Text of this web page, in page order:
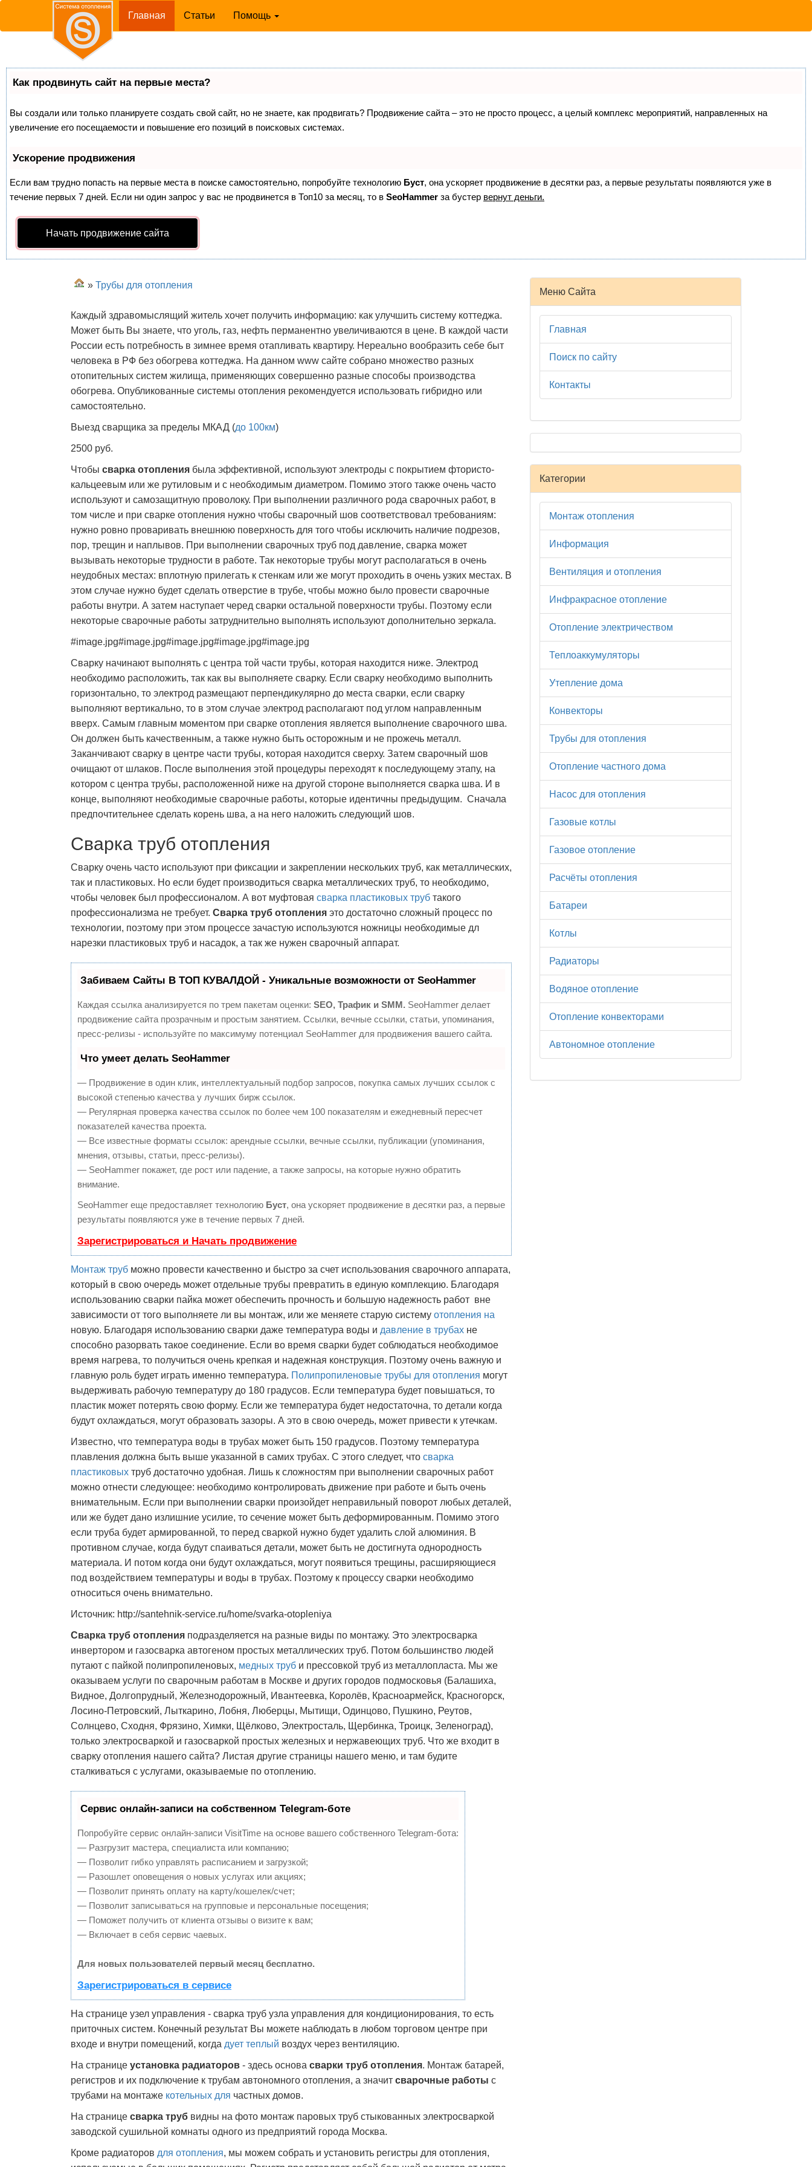
Главная (current)
Статьи Помощь
Как продвинуть сайт на первые места?
Вы создали или только планируете создать свой сайт, но не знаете, как продвигать? Продвижение сайта – это не просто процесс, а целый комплекс мероприятий, направленных на
увеличение его посещаемости и повышение его позиций в поисковых системах.
Ускорение продвижения
Если вам трудно попасть на первые места в поиске самостоятельно, попробуйте технологию Буст, она ускоряет продвижение в десятки раз, а первые результаты появляются уже в
течение первых 7 дней. Если ни один запрос у вас не продвинется в Топ10 за месяц, то в SeoHammer за бустер вернут деньги.
Начать продвижение сайта
» Трубы для отопления
Каждый здравомыслящий житель хочет получить информацию: как улучшить систему коттеджа.
Может быть Вы знаете, что уголь, газ, нефть перманентно увеличиваются в цене. В каждой части
России есть потребность в зимнее время отапливать квартиру. Нереально вообразить себе быт
человека в РФ без обогрева коттеджа. На данном www сайте собрано множество разных
отопительных систем жилища, применяющих совершенно разные способы производства
обогрева. Опубликованные системы отопления рекомендуется использовать гибридно или
самостоятельно.
Выезд сварщика за пределы МКАД (до 100км)
2500 руб.
Чтобы сварка отопления была эффективной, используют электроды с покрытием фтористо-
кальцеевым или же рутиловым и с необходимым диаметром. Помимо этого также очень часто
используют и самозащитную проволоку. При выполнении различного рода сварочных работ, в
том числе и при сварке отопления нужно чтобы сварочный шов соответствовал требованиям:
нужно ровно проваривать внешнюю поверхность для того чтобы исключить наличие подрезов,
пор, трещин и наплывов. При выполнении сварочных труб под давление, сварка может
вызывать некоторые трудности в работе. Так некоторые трубы могут располагаться в очень
неудобных местах: вплотную прилегать к стенкам или же могут проходить в очень узких местах. В
этом случае нужно будет сделать отверстие в трубе, чтобы можно было провести сварочные
работы внутри. А затем наступает черед сварки остальной поверхности трубы. Поэтому если
некоторые сварочные работы затруднительно выполнять используют дополнительно зеркала.
#image.jpg#image.jpg#image.jpg#image.jpg#image.jpg
Сварку начинают выполнять с центра той части трубы, которая находится ниже. Электрод
необходимо расположить, так как вы выполняете сварку. Если сварку необходимо выполнить
горизонтально, то электрод размещают перпендикулярно до места сварки, если сварку
выполняют вертикально, то в этом случае электрод располагают под углом направленным
вверх. Самым главным моментом при сварке отопления является выполнение сварочного шва.
Он должен быть качественным, а также нужно быть осторожным и не прожечь металл.
Заканчивают сварку в центре части трубы, которая находится сверху. Затем сварочный шов
очищают от шлаков. После выполнения этой процедуры переходят к последующему этапу, на
котором с центра трубы, расположенной ниже на другой стороне выполняется сварка шва. И в
конце, выполняют необходимые сварочные работы, которые идентичны предыдущим. Сначала
предпочтительнее сделать корень шва, а на него наложить следующий шов.
Сварка труб отопления
Сварку очень часто используют при фиксации и закреплении нескольких труб, как металлических,
так и пластиковых. Но если будет производиться сварка металлических труб, то необходимо,
чтобы человек был профессионалом. А вот муфтовая сварка пластиковых труб такого
профессионализма не требует. Сварка труб отопления это достаточно сложный процесс по
технологии, поэтому при этом процессе зачастую используются ножницы необходимые дл
нарезки пластиковых труб и насадок, а так же нужен сварочный аппарат.
Забиваем Сайты В ТОП КУВАЛДОЙ - Уникальные возможности от SeoHammer
Каждая ссылка анализируется по трем пакетам оценки: SEO, Трафик и SMM. SeoHammer делает
продвижение сайта прозрачным и простым занятием. Ссылки, вечные ссылки, статьи, упоминания,
пресс-релизы - используйте по максимуму потенциал SeoHammer для продвижения вашего сайта.
Что умеет делать SeoHammer
— Продвижение в один клик, интеллектуальный подбор запросов, покупка самых лучших ссылок с
высокой степенью качества у лучших бирж ссылок.
— Регулярная проверка качества ссылок по более чем 100 показателям и ежедневный пересчет
показателей качества проекта.
— Все известные форматы ссылок: арендные ссылки, вечные ссылки, публикации (упоминания,
мнения, отзывы, статьи, пресс-релизы).
— SeoHammer покажет, где рост или падение, а также запросы, на которые нужно обратить
внимание.
SeoHammer еще предоставляет технологию Буст, она ускоряет продвижение в десятки раз, а первые
результаты появляются уже в течение первых 7 дней.
Зарегистрироваться и Начать продвижение
Монтаж труб можно провести качественно и быстро за счет использования сварочного аппарата,
который в свою очередь может отдельные трубы превратить в единую комплекцию. Благодаря
использованию сварки пайка может обеспечить прочность и большую надежность работ вне
зависимости от того выполняете ли вы монтаж, или же меняете старую систему отопления на
новую. Благодаря использованию сварки даже температура воды и давление в трубах не
способно разорвать такое соединение. Если во время сварки будет соблюдаться необходимое
время нагрева, то получиться очень крепкая и надежная конструкция. Поэтому очень важную и
главную роль будет играть именно температура. Полипропиленовые трубы для отопления могут
выдерживать рабочую температуру до 180 градусов. Если температура будет повышаться, то
пластик может потерять свою форму. Если же температура будет недостаточна, то детали когда
будут охлаждаться, могут образовать зазоры. А это в свою очередь, может привести к утечкам.
Известно, что температура воды в трубах может быть 150 градусов. Поэтому температура
плавления должна быть выше указанной в самих трубах. С этого следует, что сварка
пластиковых труб достаточно удобная. Лишь к сложностям при выполнении сварочных работ
можно отнести следующее: необходимо контролировать движение при работе и быть очень
внимательным. Если при выполнении сварки произойдет неправильный поворот любых деталей,
или же будет дано излишние усилие, то сечение может быть деформированным. Помимо этого
если труба будет армированной, то перед сваркой нужно будет удалить слой алюминия. В
противном случае, когда будут спаиваться детали, может быть не достигнута однородность
материала. И потом когда они будут охлаждаться, могут появиться трещины, расширяющиеся
под воздействием температуры и воды в трубах. Поэтому к процессу сварки необходимо
относиться очень внимательно.
Источник: http://santehnik-service.ru/home/svarka-otopleniya
Сварка труб отопления подразделяется на разные виды по монтажу. Это электросварка
инвертором и газосварка автогеном простых металлических труб. Потом большинство людей
путают с пайкой полипропиленовых, медных труб и прессовкой труб из металлопласта. Мы же
оказываем услуги по сварочным работам в Москве и других городов подмосковья (Балашиха,
Видное, Долгопрудный, Железнодорожный, Ивантеевка, Королёв, Красноармейск, Красногорск,
Лосино-Петровский, Лыткарино, Лобня, Люберцы, Мытищи, Одинцово, Пушкино, Реутов,
Солнцево, Сходня, Фрязино, Химки, Щёлково, Электросталь, Щербинка, Троицк, Зеленоград),
только электросваркой и газосваркой простых железных и нержавеющих труб. Что же входит в
сварку отопления нашего сайта? Листая другие страницы нашего меню, и там будите
сталкиваться с услугами, оказываемые по отоплению.
Сервис онлайн-записи на собственном Telegram-боте
Попробуйте сервис онлайн-записи VisitTime на основе вашего собственного Telegram-бота:
— Разгрузит мастера, специалиста или компанию;
— Позволит гибко управлять расписанием и загрузкой;
— Разошлет оповещения о новых услугах или акциях;
— Позволит принять оплату на карту/кошелек/счет;
— Позволит записываться на групповые и персональные посещения;
— Поможет получить от клиента отзывы о визите к вам;
— Включает в себя сервис чаевых.
Для новых пользователей первый месяц бесплатно.
Зарегистрироваться в сервисе
На странице узел управления - сварка труб узла управления для кондиционирования, то есть
приточных систем. Конечный результат Вы можете наблюдать в любом торговом центре при
входе и внутри помещений, когда дует теплый воздух через вентиляцию.
На странице установка радиаторов - здесь основа сварки труб отопления. Монтаж батарей,
регистров и их подключение к трубам автономного отопления, а значит сварочные работы с
трубами на монтаже котельных для частных домов.
На странице сварка труб видны на фото монтаж паровых труб стыкованных электросваркой
заводской сушильной комнаты одного из предприятий города Москва.
Кроме радиаторов для отопления, мы можем собрать и установить регистры для отопления,
Меню Сайта
Главная
Поиск по сайту
Контакты
Категории
Монтаж отопления
Информация
Вентиляция и отопления
Инфракрасное отопление
Отопление электричеством
Теплоаккумуляторы
Утепление дома
Конвекторы
Трубы для отопления
Отопление частного дома
Насос для отопления
Газовые котлы
Газовое отопление
Расчёты отопления
Батареи
Котлы
Радиаторы
Водяное отопление
Отопление конвекторами
Автономное отопление